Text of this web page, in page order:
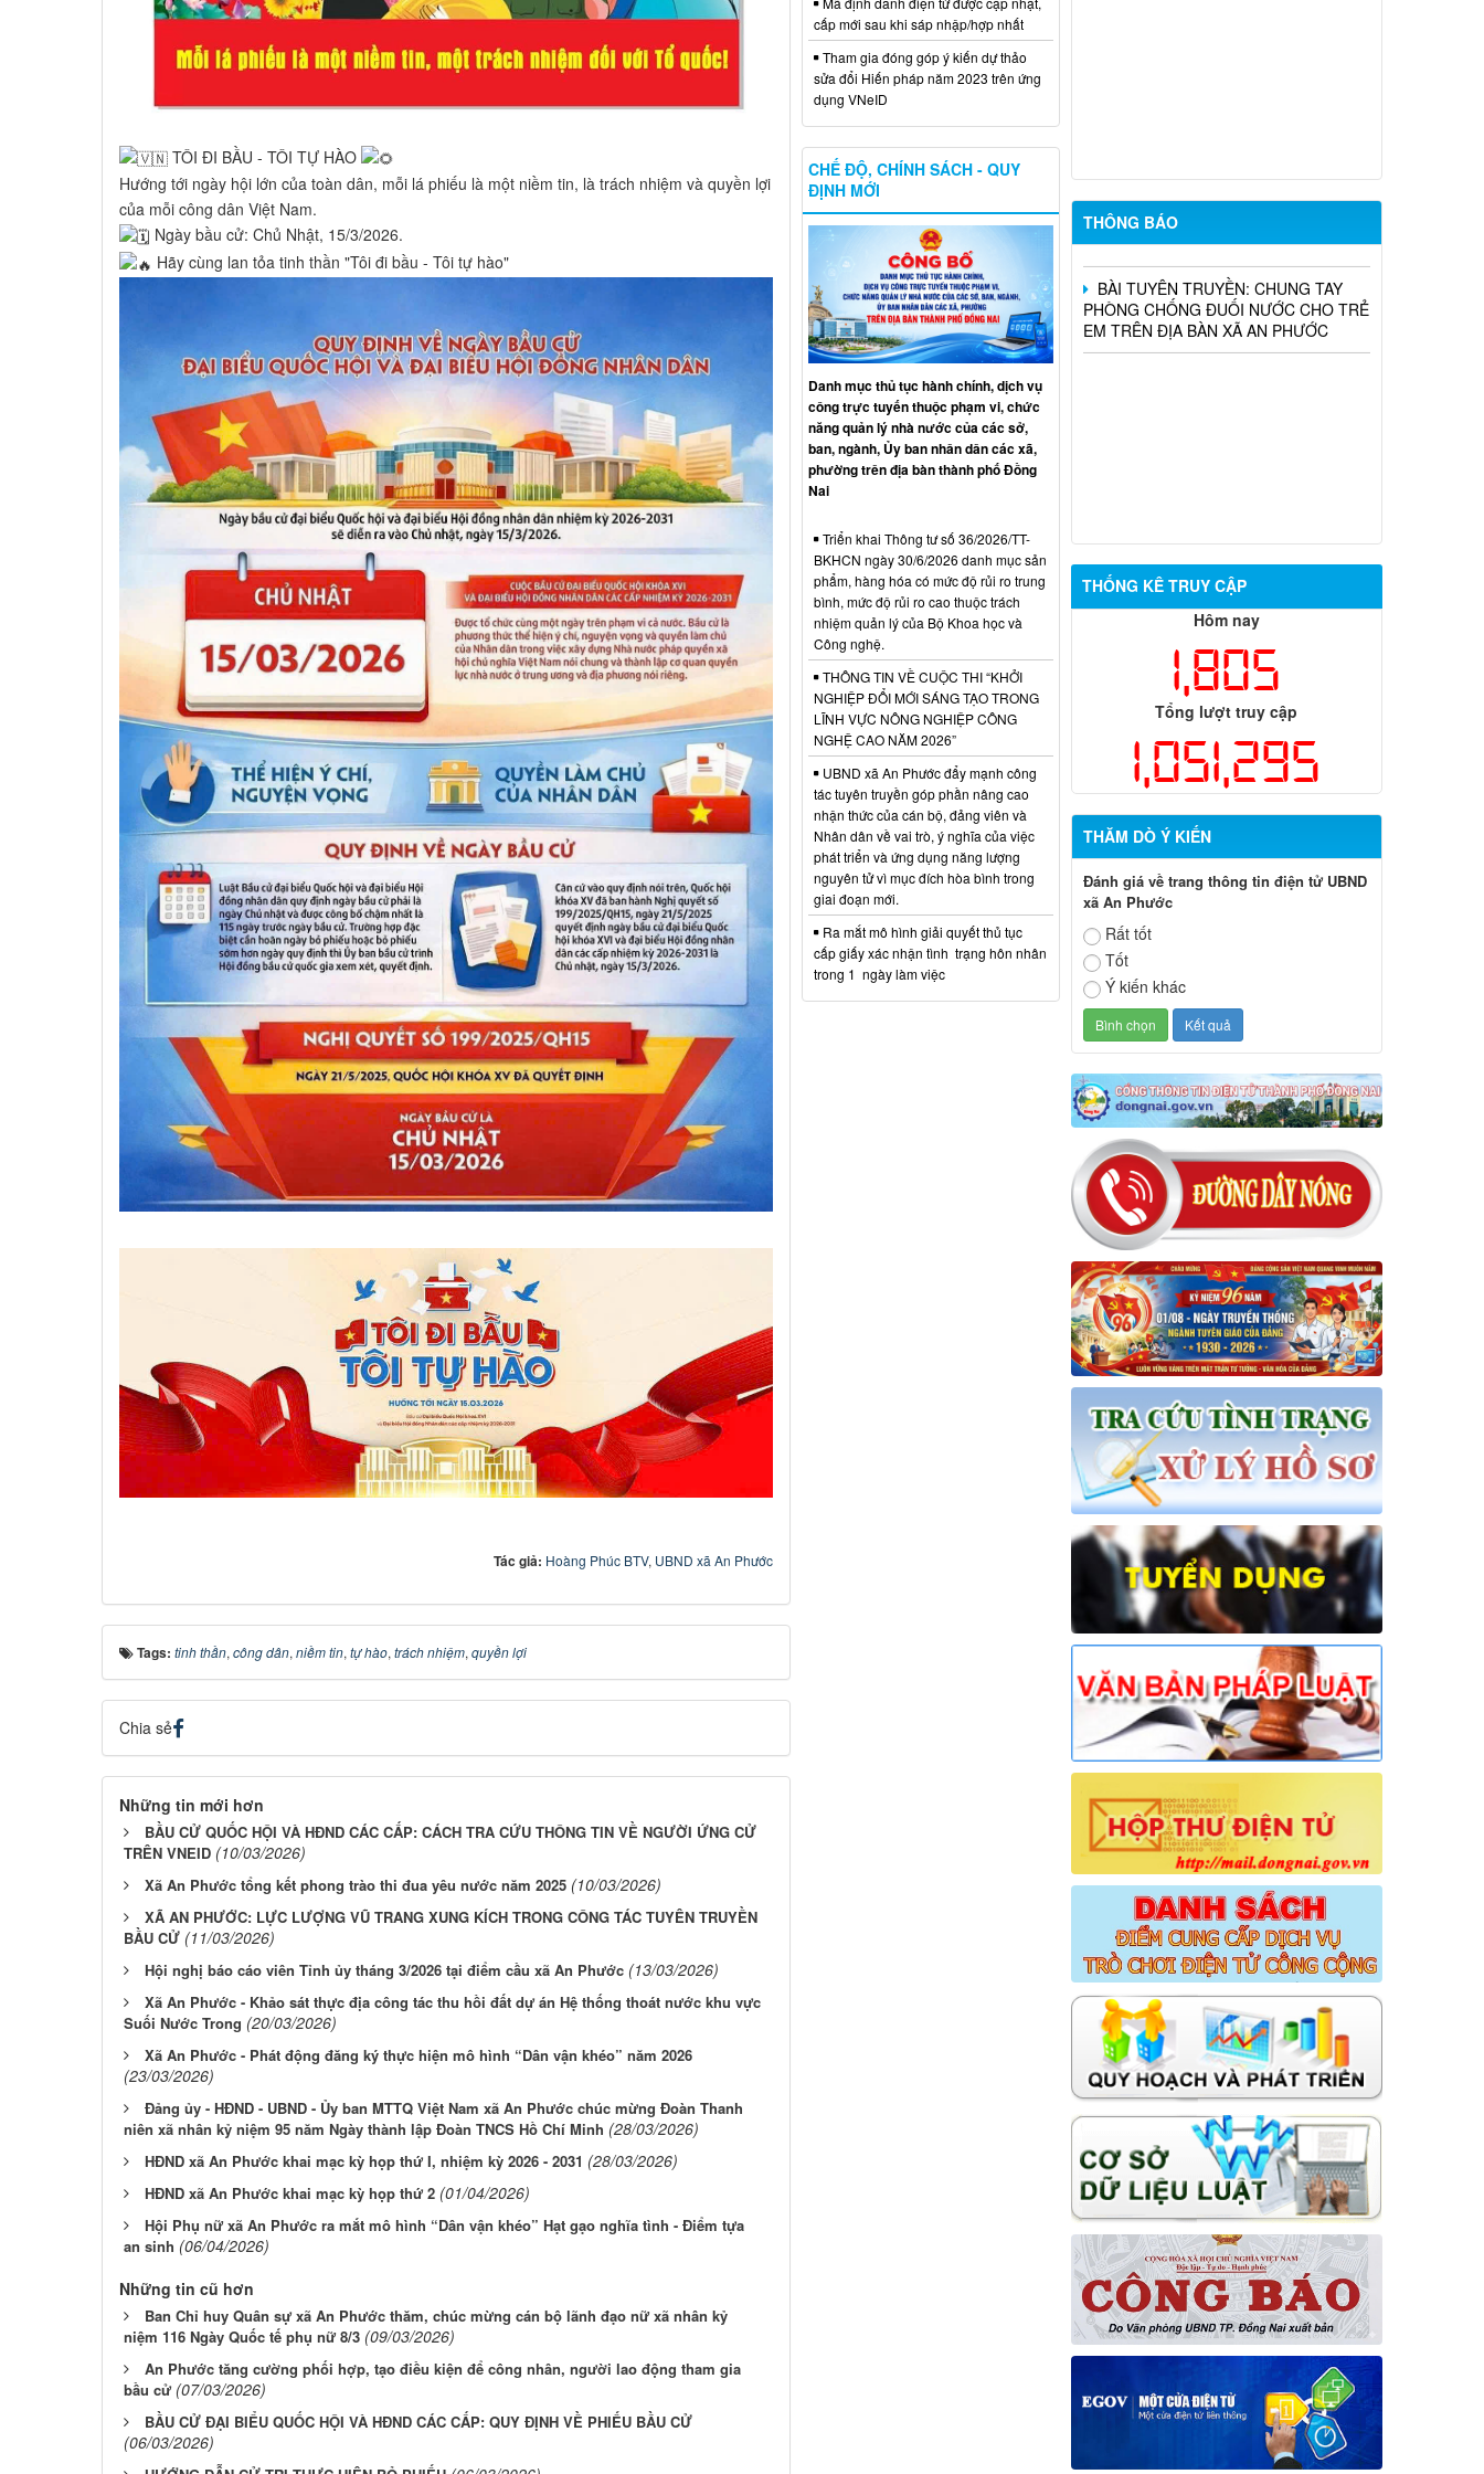
TÔI ĐI BẦU - TÔI TỰ HÀO
Hướng tới ngày hội lớn của toàn dân, mỗi lá phiếu là một niềm tin, là trách nhiệm và quyền lợi
của mỗi công dân Việt Nam.
Ngày bầu cử: Chủ Nhật, 15/3/2026.
Hãy cùng lan tỏa tinh thần "Tôi đi bầu - Tôi tự hào"
Tác giả: Hoàng Phúc BTV, UBND xã An Phước
Tags: tinh thần, công dân, niềm tin, tự hào, trách nhiệm, quyền lợi
Chia sẻ
Những tin mới hơn
BẦU CỬ QUỐC HỘI VÀ HĐND CÁC CẤP: CÁCH TRA CỨU THÔNG TIN VỀ NGƯỜI ỨNG CỬ
TRÊN VNEID (10/03/2026)
Xã An Phước tổng kết phong trào thi đua yêu nước năm 2025 (10/03/2026)
XÃ AN PHƯỚC: LỰC LƯỢNG VŨ TRANG XUNG KÍCH TRONG CÔNG TÁC TUYÊN TRUYỀN
BẦU CỬ (11/03/2026)
Hội nghị báo cáo viên Tỉnh ủy tháng 3/2026 tại điểm cầu xã An Phước (13/03/2026)
Xã An Phước - Khảo sát thực địa công tác thu hồi đất dự án Hệ thống thoát nước khu vực
Suối Nước Trong (20/03/2026)
Xã An Phước - Phát động đăng ký thực hiện mô hình “Dân vận khéo” năm 2026
(23/03/2026)
Đảng ủy - HĐND - UBND - Ủy ban MTTQ Việt Nam xã An Phước chúc mừng Đoàn Thanh
niên xã nhân kỷ niệm 95 năm Ngày thành lập Đoàn TNCS Hồ Chí Minh (28/03/2026)
HĐND xã An Phước khai mạc kỳ họp thứ I, nhiệm kỳ 2026 - 2031 (28/03/2026)
HĐND xã An Phước khai mạc kỳ họp thứ 2 (01/04/2026)
Hội Phụ nữ xã An Phước ra mắt mô hình “Dân vận khéo” Hạt gạo nghĩa tình - Điểm tựa
an sinh (06/04/2026)
Những tin cũ hơn
Ban Chỉ huy Quân sự xã An Phước thăm, chúc mừng cán bộ lãnh đạo nữ xã nhân kỷ
niệm 116 Ngày Quốc tế phụ nữ 8/3 (09/03/2026)
An Phước tăng cường phối hợp, tạo điều kiện để công nhân, người lao động tham gia
bầu cử (07/03/2026)
BẦU CỬ ĐẠI BIỂU QUỐC HỘI VÀ HĐND CÁC CẤP: QUY ĐỊNH VỀ PHIẾU BẦU CỬ
(06/03/2026)
THÔNG BÁO
XÃ AN PHƯỚC NĂM 2026
PHÒNG CHỐNG ĐUỐI NƯỚC CHO TRẺ
EM TRÊN ĐỊA BÀN XÃ AN PHƯỚC
THỐNG KÊ TRUY CẬP
Hôm nay
1,805
Tổng lượt truy cập
1,051,295
THĂM DÒ Ý KIẾN
Đánh giá về trang thông tin điện tử UBND
xã An Phước
Rất tốt
Tốt
Ý kiến khác
cấp mới sau khi sáp nhập/hợp nhất
Tham gia đóng góp ý kiến dự thảo
sửa đổi Hiến pháp năm 2023 trên ứng
dụng VNeID
CHẾ ĐỘ, CHÍNH SÁCH - QUY
ĐỊNH MỚI
Danh mục thủ tục hành chính, dịch vụ
công trực tuyến thuộc phạm vi, chức
năng quản lý nhà nước của các sở,
ban, ngành, Ủy ban nhân dân các xã,
phường trên địa bàn thành phố Đồng
Nai
Triển khai Thông tư số 36/2026/TT-
BKHCN ngày 30/6/2026 danh mục sản
phẩm, hàng hóa có mức độ rủi ro trung
bình, mức độ rủi ro cao thuộc trách
nhiệm quản lý của Bộ Khoa học và
Công nghệ.
THÔNG TIN VỀ CUỘC THI “KHỞI
NGHIỆP ĐỔI MỚI SÁNG TẠO TRONG
LĨNH VỰC NÔNG NGHIỆP CÔNG
NGHỆ CAO NĂM 2026”
UBND xã An Phước đẩy mạnh công
tác tuyên truyền góp phần nâng cao
nhận thức của cán bộ, đảng viên và
Nhân dân về vai trò, ý nghĩa của việc
phát triển và ứng dụng năng lượng
nguyên tử vì mục đích hòa bình trong
giai đoạn mới.
Ra mắt mô hình giải quyết thủ tục
cấp giấy xác nhận tình trạng hôn nhân
trong 1 ngày làm việc